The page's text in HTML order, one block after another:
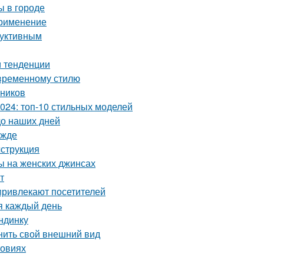
в городе
стилю
топ-10 стильных моделей
наших дней
на женских джинсах
посетителей
каждый день
свой внешний вид